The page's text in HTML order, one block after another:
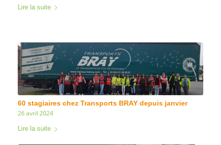
Lire la suite
60 stagiaires chez Transports BRAY depuis janvier
26 avril 2024
Lire la suite